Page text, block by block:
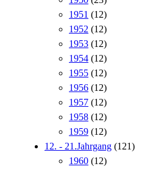
1951 (12)
1952 (12)
1953 (12)
1954 (12)
1955 (12)
1956 (12)
1957 (12)
1958 (12)
1959 (12)
12. - 21.Jahrgang (121)
1960 (12)